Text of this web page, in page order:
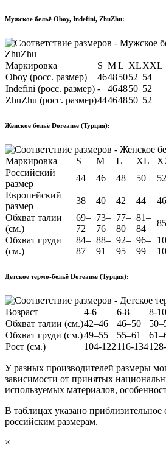
Мужское бельё Oboy, Indefini, ZhuZhu:
Маркировка S ML XLXXL
Oboy (росс. размер)
46485052 54
Indefini (росс. размер) - 464850 52
ZhuZhu (росс. размер)44464850 52
Женское бельё Doreanse (Турция):
Маркировка S M L XL
Российский
размер
44 46 48 50 52
Европейский
размер
38 40 42 44 46
Обхват талии
(см.)
69–
72
73–
76
77–
80
81–
84
Обхват груди
(см.)
84–
87
88–
91
92–
95
96–
99
Детское термо-бельё Doreanse (Турция):
Возраст 4-6 6-8 8-10
Обхват талии (см.)42–46 46–50
Обхват груди (см.)49–55 55–61
Рост (см.)
104-122116-134
У разных производителей размеры
зависимости от принятых
используемых материалов,
В таблицах указано приблизительное
российским размерам.
×